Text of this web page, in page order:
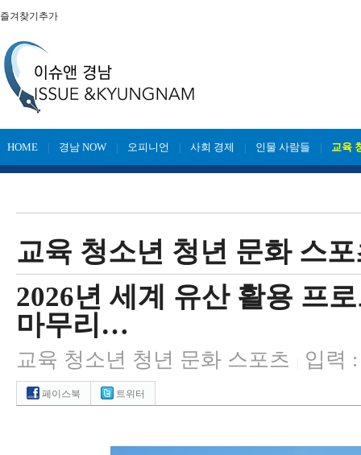
즐겨찾기추가
HOME 경남 NOW 오피니언 사회 경제 인물 사람들 교육
교육 청소년 청년 문화 스
2026년 세계 유산 활용 프
마무리…
교육 청소년 청년 문화 스포츠 입력
페이스북 트위터